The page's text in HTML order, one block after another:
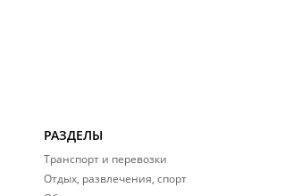
РАЗДЕЛЫ
Транспорт и перевозки
Отдых, развлечения, спорт